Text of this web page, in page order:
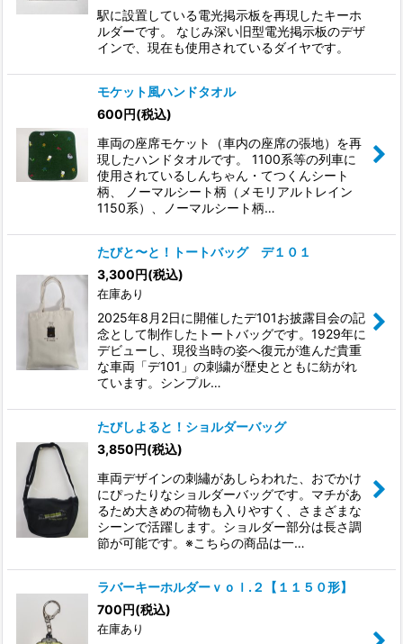
駅に設置している電光掲示板を再現したキーホ
ルダーです。 なじみ深い旧型電光掲示板のデザ
インで、現在も使用されているダイヤです。
モケット風ハンドタオル
600円(税込)
車両の座席モケット（車内の座席の張地）を再
現したハンドタオルです。 1100系等の列車に
使用されているしんちゃん・てつくんシート
柄、 ノーマルシート柄（メモリアルトレイン
1150系）、ノーマルシート柄…
たびと〜と！トートバッグ デ１０１
3,300円(税込)
在庫あり
2025年8月2日に開催したデ101お披露目会の記
念として制作したトートバッグです。1929年に
デビューし、現役当時の姿へ復元が進んだ貴重
な車両「デ101」の刺繍が歴史とともに紡がれ
ています。シンプル…
たびしよると！ショルダーバッグ
3,850円(税込)
車両デザインの刺繡があしらわれた、おでかけ
にぴったりなショルダーバッグです。マチがあ
るため大きめの荷物も入りやすく、さまざまな
シーンで活躍します。ショルダー部分は長さ調
節が可能です。※こちらの商品は一…
ラバーキーホルダーｖｏｌ.２【１１５０形】
700円(税込)
在庫あり